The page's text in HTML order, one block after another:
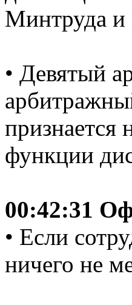
Минтруда и
• Девятый
признается
функции
00:42:31
• Если
ничего не